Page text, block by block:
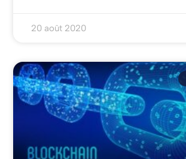
20 août 2020